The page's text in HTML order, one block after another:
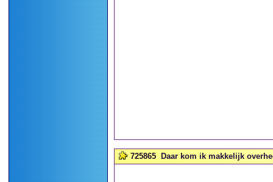
725865 Daar kom ik makkelijk